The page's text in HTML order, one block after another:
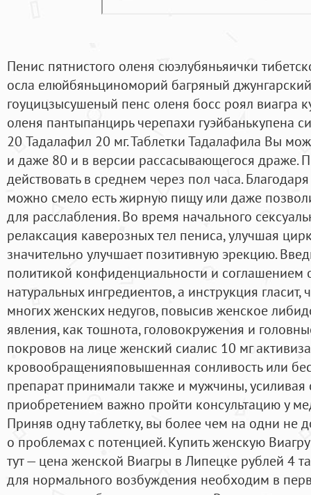
Пенис пятнистого оленя сюэлубяньяички
осла елюйбяньциноморий багряный
гоуцицзысушеный пенс оленя босс роял виагра
оленя пантыпанцирь черепахи гуэйбанькупена
20 Тадалафил 20 мг. Таблетки Тадалафила Вы
и даже 80 и в версии рассасывающегося драже.
действовать в среднем через пол часа.
можно смело есть жирную пищу или даже
для расслабления. Во время начального
релаксация каверозных тел пениса, улучшая
значительно улучшает позитивную эрекцию.
политикой конфиденциальности и соглашением
натуральных ингредиентов, а инструкция гласит,
многих женских недугов, повысив женское
явления, как тошнота, головокружения и
покровов на лице женский сиалис 10 мг
кровообращенияповышенная сонливость или
препарат принимали также и мужчины, усиливая
приобретением важно пройти консультацию у
Приняв одну таблетку, вы более чем на одни не
о проблемах с потенцией. Купить женскую
тут — цена женской Виагры в Липецке рублей 4
для нормального возбуждения необходим в